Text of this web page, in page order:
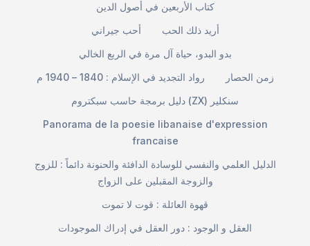
كتاب الأربعين في أصول الدين
أحب جيراني
أريد ذلك الحب
بدو البدو، حياة آل مرة في الربع الخالي
رواد التجديد في الإسلام : 1840 – 1940 م
زمن الحصار
دليل برمجة حاسب سبكتروم (ZX) سنكلير
Panorama de la poesie libanaise d'expression
francaise
الدليل العلمي والنفسي للوسادة الدافئة والحنونة دائماً : للزوج
والزوجة المقبلين على الزواج
قهوة العائلة : قوت لا تموت
العقل و الوجود : دور العقل في إدراك الموجودات